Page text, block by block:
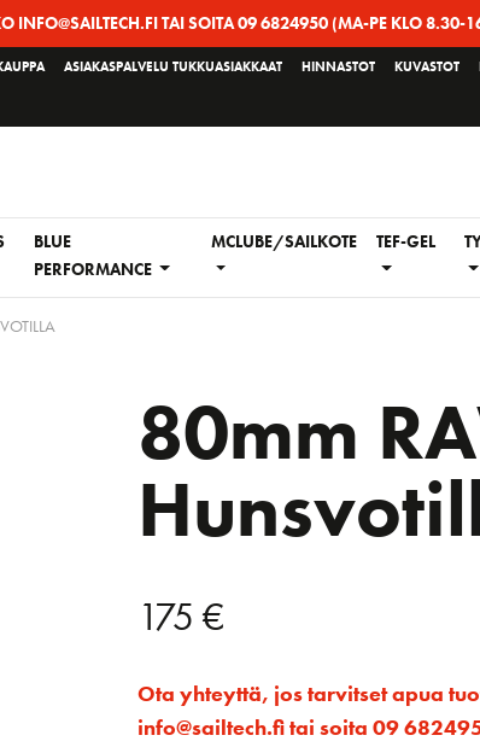
INFO@SAILTECH.FI TAI SOITA 09 6824950 (MA-PE KLO 8.30-
ASIAKASPALVELU TUKKUASIAKKAAT HINNASTOT KUVASTOT
BLUE
PERFORMANCE
MCLUBE/SAILKOTE TEF-GEL
80mm
175 €
Ota yhteyttä, jos tarvitset apua
info@sailtech.fi tai soita 09